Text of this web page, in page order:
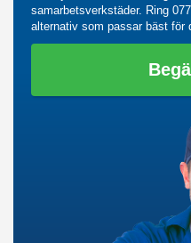
samarbetsverkstäder. Ring
alternativ som passar bäst för